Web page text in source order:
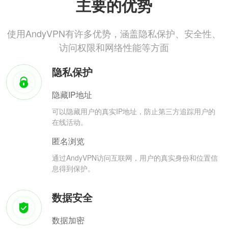
主要的优势
使用AndyVPN有许多优势，涵盖隐私保护、安全性、
访问权限和网络性能等方面
隐私保护
隐藏IP地址
可以隐藏用户的真实IP地址，防止第三方追踪用户的
在线活动。
匿名浏览
通过AndyVPN访问互联网，用户的真实身份和位置信
息得到保护。
数据安全
数据加密